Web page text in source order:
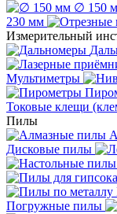
∅ 150
230 мм
Измерительный
Мультиметры
Токовые клещи
Пилы
Дисковые пилы
Погружные пилы